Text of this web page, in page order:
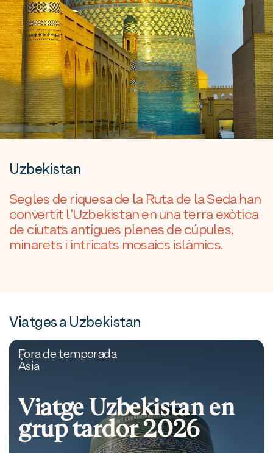
Uzbekistan
Segles de riquesa de la Ruta de la Seda han
convertit l'Uzbekistan en una terra exòtica
de ciutats antigues plenes de cúpules,
minarets i intricats mosaics islàmics.
Viatges a Uzbekistan
Fora de temporada
Àsia
Viatge Uzbekistan en
grup tardor 2026